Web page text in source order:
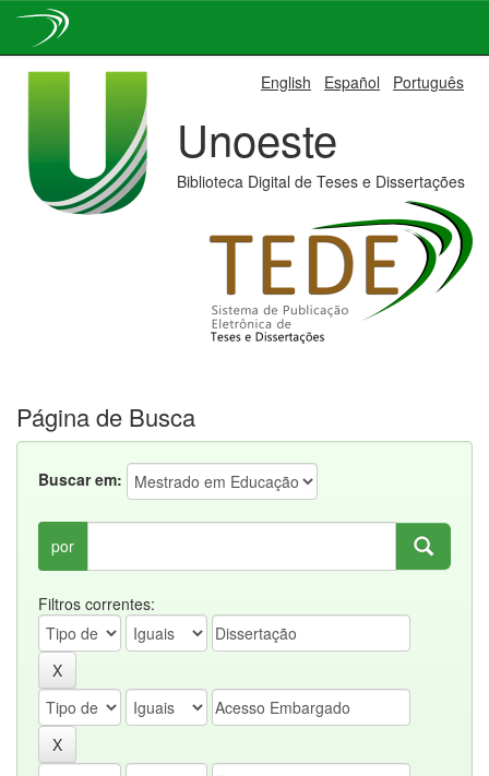
English Español Português
Unoeste
Biblioteca Digital de Teses e Dissertações
Página de Busca
Buscar em:
por
Filtros correntes: